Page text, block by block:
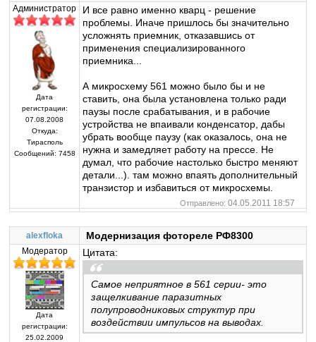
Администратор
Дата
регистрации:
07.08.2008
Откуда:
Тирасполь
Сообщений: 7458
И все равно именно кварц - решение
проблемы. Иначе пришлось бы значительно
усложнять приемник, отказавшись от
применения специализированного
приемника...
А микросхему 561 можно было бы и не
ставить, она была установлена только ради
паузы после срабатывания, и в рабочие
устройства не впаивали конденсатор, дабы
убрать вообще паузу (как оказалось, она не
нужна и замедляет работу на прессе. Не
думал, что рабочие настолько быстро меняют
детали...). там можно впаять дополнительный
транзистор и избавиться от микросхемы.
Отправлено: 04.05.2011 18:57
alexfloka Модернизация фотореле РФ8300
Модератор
Дата
регистрации:
25.02.2009
Цитата:
Самое неприятное в 561 серии- это
защелкивание паразитных
полупроводниковых структур при
воздействии импульсов на выводах.